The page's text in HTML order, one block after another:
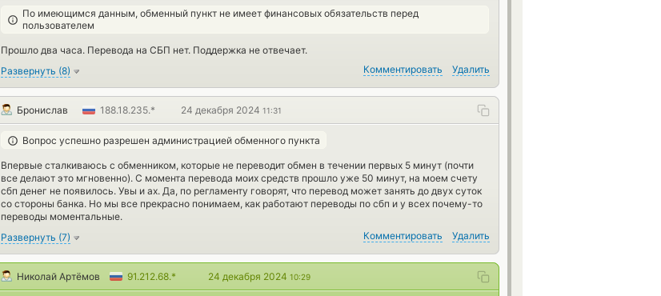
По имеющимся данным, обменный пункт не имеет финансовых обязательств перед
пользователем
Прошло два часа. Перевода на СБП нет. Поддержка не отвечает.
Развернуть (8) Комментировать Удалить
Бронислав 188.18.235.* 24 декабря 2024 11:31
Вопрос успешно разрешен администрацией обменного пункта
Впервые сталкиваюсь с обменником, которые не переводит обмен в течении первых 5 минут (почти
все делают это мгновенно). С момента перевода моих средств прошло уже 50 минут, на моем счету
сбп денег не появилось. Увы и ах. Да, по регламенту говорят, что перевод может занять до двух суток
со стороны банка. Но мы все прекрасно понимаем, как работают переводы по сбп и у всех почему-то
переводы моментальные.
Развернуть (7) Комментировать Удалить
Николай Артёмов 91.212.68.* 24 декабря 2024 10:29